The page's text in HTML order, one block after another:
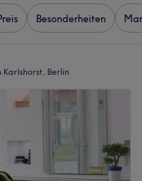
Besonderheiten
Berlin